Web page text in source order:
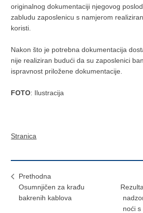
originalnog dokumentaciji njegovog
zabludu zaposlenicu s namjerom
koristi.
Nakon što je potrebna dokumentacija
nije realiziran budući da su zaposlenici
ispravnost priložene dokumentacije.
FOTO: Ilustracija
Stranica
Prethodna
Osumnjičen za krađu
bakrenih kablova
noći